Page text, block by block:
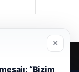
×
“Bizim